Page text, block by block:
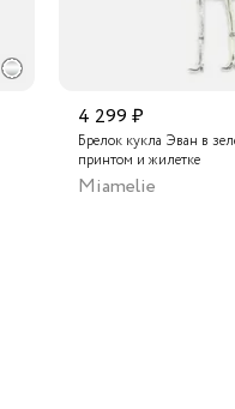
4 299 ₽
Брелок кукла Эван в
принтом и жилетке
Miamelie